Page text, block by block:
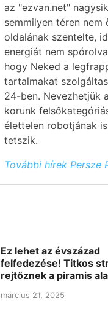
az "ezvan.net"
semmilyen téren nem
oldalának szentelte,
energiát nem
hogy Neked a
tartalmakat
24-ben. Nevezhetjük
korunk
élettelen robotjának
tetszik.
További hírek Persze
Ez lehet az évszázad
felfedezése! Titkos
rejtőznek a piramis
március 21, 2025